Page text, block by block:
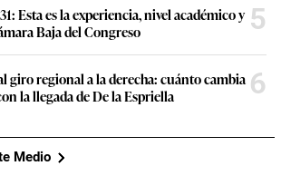
Esta es la experiencia, nivel académico y
Baja del Congreso
5
giro regional a la derecha: cuánto cambia
la llegada de De la Espriella
6
Medio